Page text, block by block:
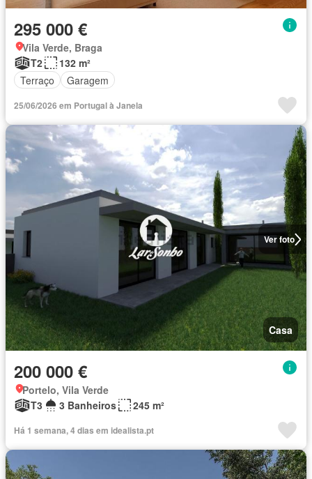
295 000 €
Vila Verde, Braga
T2
132 m²
Terraço
Garagem
25/06/2026 em Portugal à Janela
Ver foto
Casa
200 000 €
Portelo, Vila Verde
T3
3 Banheiros 245 m²
Há 1 semana, 4 dias em idealista.pt